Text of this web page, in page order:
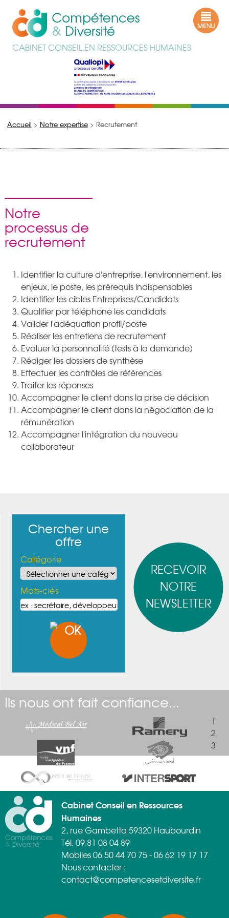
CABINET CONSEIL EN RESSOURCES HUMAINES
Accueil > Notre expertise > Recrutement
Notre
processus de
recrutement
Identifier la culture d'entreprise, l'environnement, les
enjeux, le poste, les prérequis indispensables
Identifier les cibles Entreprises/Candidats
Qualifier par téléphone les candidats
Valider l'adéquation profil/poste
Réaliser les entretiens de recrutement
Evaluer la personnalité (tests à la demande)
Rédiger les dossiers de synthèse
Effectuer les contrôles de références
Traiter les réponses
Accompagner le client dans la prise de décision
Accompagner le client dans la négociation de la
rémunération
Accompagner l'intégration du nouveau
collaborateur
RECEVOIR
NOTRE
NEWSLETTER
Chercher une
offre
Catégorie
Mots-clés
Ils nous ont fait confiance...
1
2
3
Cabinet Conseil en Ressources
Humaines
2, rue Gambetta 59320 Haubourdin
Tél. 09 81 08 04 89
Mobiles 06 50 44 70 75 - 06 62 19 17 17
Nous contacter :
contact@competencesetdiversite.fr